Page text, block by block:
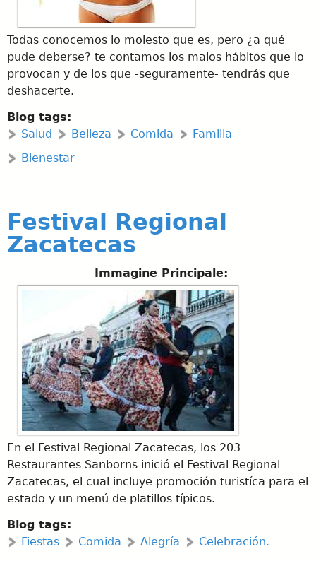
Todas conocemos lo molesto que es, pero ¿a qué
pude deberse? te contamos los malos hábitos que lo
provocan y de los que -seguramente- tendrás que
deshacerte.
Blog tags:
Salud
Belleza Comida
Familia
Bienestar
Festival Regional
Zacatecas
Immagine Principale:
En el Festival Regional Zacatecas, los 203
Restaurantes Sanborns inició el Festival Regional
Zacatecas, el cual incluye promoción turistíca para el
estado y un menú de platillos típicos.
Blog tags:
Fiestas
Comida Alegría Celebración.